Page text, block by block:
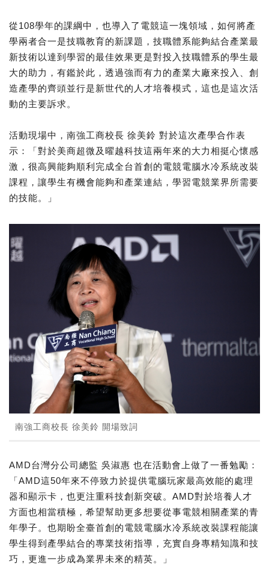
從108學年的課綱中，也導入了電競這一塊領域，如何將產
學兩者合一是技職教育的新課題，技職體系能夠結合產業最
新技術以達到學習的最佳效果更是對投入技職體系的學生最
大的助力，有鑑於此，透過強而有力的產業大廠來投入、創
造產學的齊頭並行是新世代的人才培養模式，這也是這次活
動的主要訴求。
活動現場中，南強工商校長 徐美鈴 對於這次產學合作表
示：「對於美商超微及曜越科技這兩年來的大力相挺心懷感
激，很高興能夠順利完成全台首創的電競電腦水冷系統改裝
課程，讓學生有機會能夠和產業連結，學習電競業界所需要
的技能。」
南強工商校長 徐美鈴 開場致詞
AMD台灣分公司總監 吳淑惠 也在活動會上做了一番勉勵：
「AMD這50年來不停致力於提供電腦玩家最高效能的處理
器和顯示卡，也更注重科技創新突破。AMD對於培養人才
方面也相當積極，希望幫助更多想要從事電競相關產業的青
年學子。也期盼全臺首創的電競電腦水冷系統改裝課程能讓
學生得到產學結合的專業技術指導，充實自身專精知識和技
巧，更進一步成為業界未來的精英。」